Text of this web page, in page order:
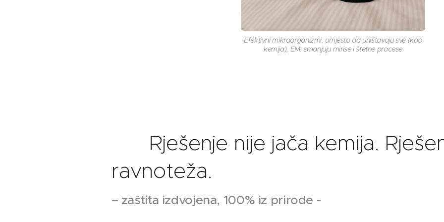
Efektivni mikroorganizmi, umjesto da uništavaju sve (kao
kemija), EM: smanjuju mirise i štetne procese
🟢 Rješenje nije jača kemija.
ravnoteža.
– zaštita izdvojena, 100% iz prirode -